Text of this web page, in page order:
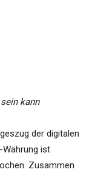
kann
der digitalen
ist
Zusammen